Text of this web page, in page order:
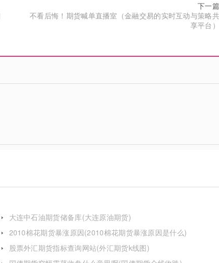
下一篇
不看后悔！期货喊单直播室（金融交易的实时互动与策略共
享平台）
大连中石油期货储备库(大连原油期货)
2010棉花期货暴涨原因(2010棉花期货暴涨原因是什么)
股票外汇期货指标查询网站(外汇期货k线图)